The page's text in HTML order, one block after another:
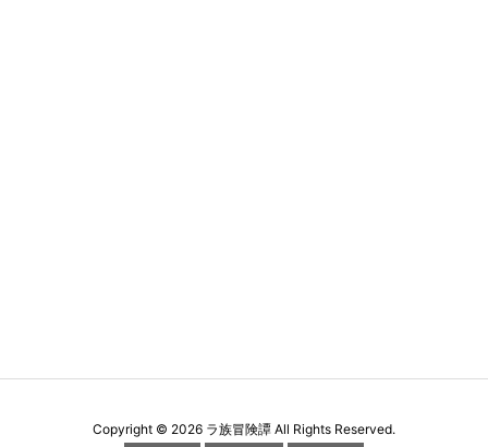
Copyright © 2026 ラ族冒険譚 All Rights Reserved.